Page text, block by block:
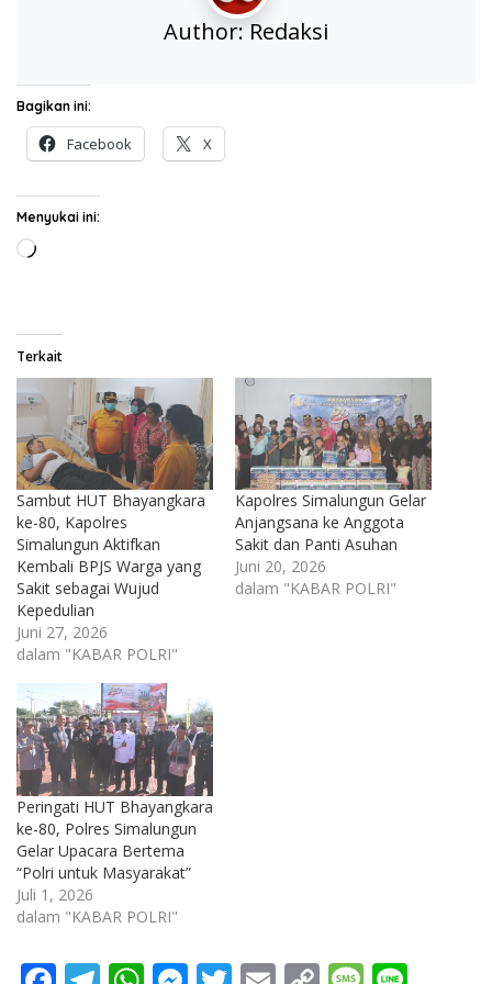
Author: Redaksi
Bagikan ini:
Facebook X
Menyukai ini:
Memuat...
Terkait
Sambut HUT Bhayangkara
ke-80, Kapolres
Simalungun Aktifkan
Kembali BPJS Warga yang
Sakit sebagai Wujud
Kepedulian
Juni 27, 2026
dalam "KABAR POLRI"
Kapolres Simalungun Gelar
Anjangsana ke Anggota
Sakit dan Panti Asuhan
Juni 20, 2026
dalam "KABAR POLRI"
Peringati HUT Bhayangkara
ke-80, Polres Simalungun
Gelar Upacara Bertema
“Polri untuk Masyarakat”
Juli 1, 2026
dalam "KABAR POLRI"